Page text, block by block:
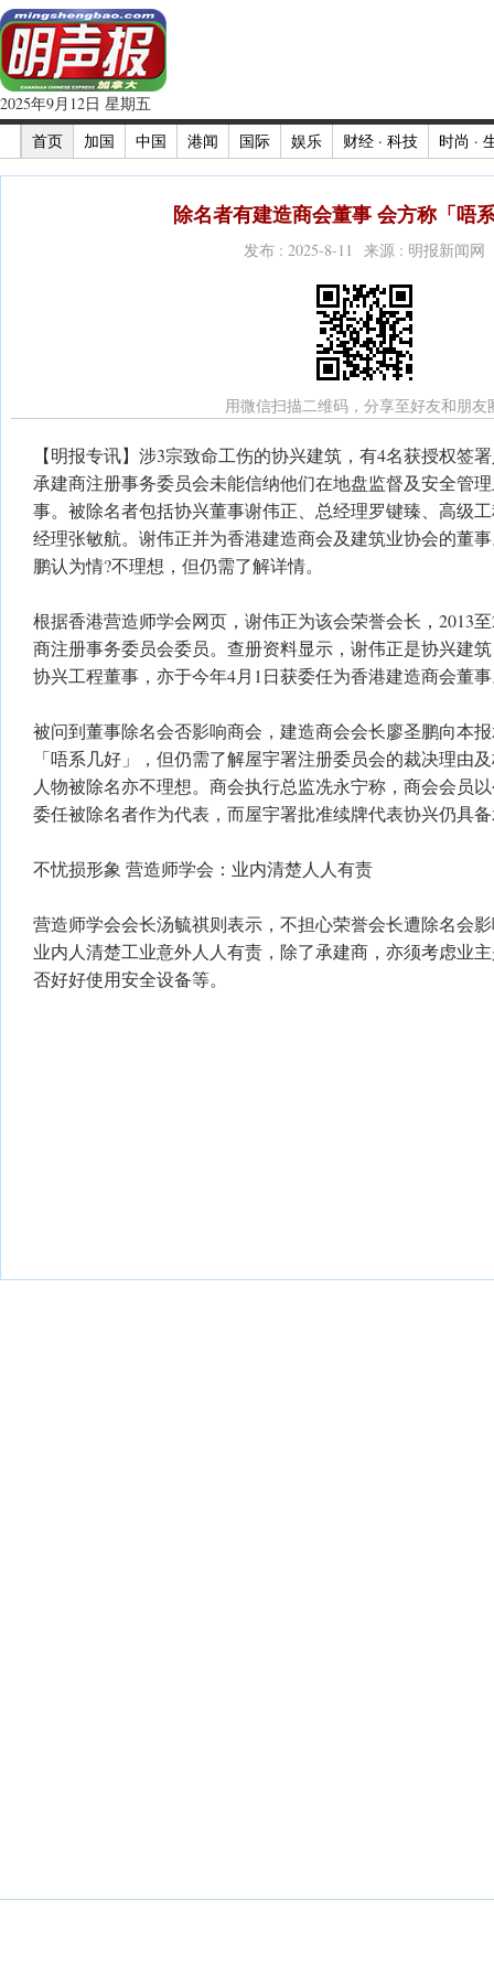
2025年9月12日 星期五
首页
加国 中国 港闻 国际 娱乐 财经 · 科技 时尚 ·
除名者有建造商会董事 会方称「唔
发布 : 2025-8-11 来源 : 明报新闻网
用微信扫描二维码，分享至好友和朋友
【明报专讯】涉3宗致命工伤的协兴建筑，有4名获授权签
承建商注册事务委员会未能信纳他们在地盘监督及安全管
事。被除名者包括协兴董事谢伟正、总经理罗键臻、高级
经理张敏航。谢伟正并为香港建造商会及建筑业协会的董
鹏认为情?不理想，但仍需了解详情。
根据香港营造师学会网页，谢伟正为该会荣誉会长，2013
商注册事务委员会委员。查册资料显示，谢伟正是协兴建
协兴工程董事，亦于今年4月1日获委任为香港建造商会董
被问到董事除名会否影响商会，建造商会会长廖圣鹏向本
「唔系几好」，但仍需了解屋宇署注册委员会的裁决理由
人物被除名亦不理想。商会执行总监冼永宁称，商会会员
委任被除名者作为代表，而屋宇署批准续牌代表协兴仍具
不忧损形象 营造师学会：业内清楚人人有责
营造师学会会长汤毓祺则表示，不担心荣誉会长遭除名会
业内人清楚工业意外人人有责，除了承建商，亦须考虑业
否好好使用安全设备等。